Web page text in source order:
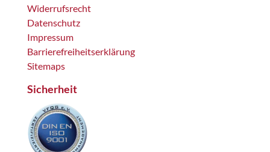
Widerrufsrecht
Datenschutz
Impressum
Barrierefreiheitserklärung
Sitemaps
Sicherheit